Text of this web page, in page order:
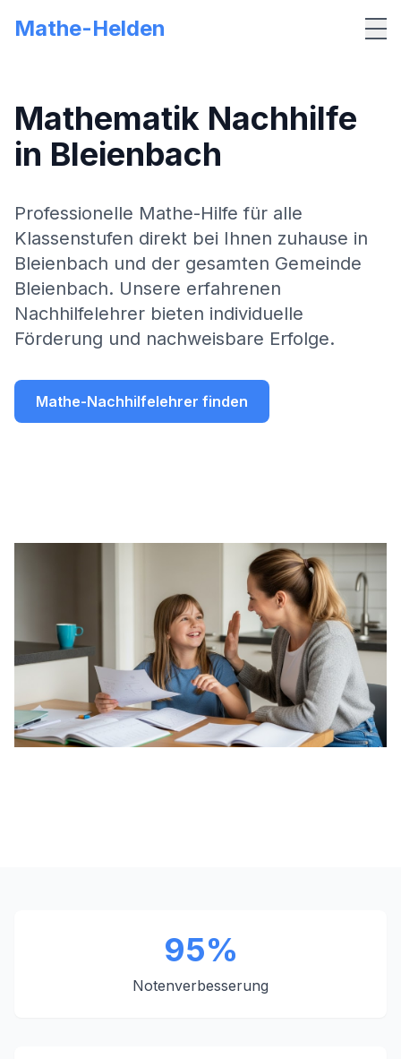
Mathe-Helden
Mathematik Nachhilfe
in Bleienbach
Professionelle Mathe-Hilfe für alle
Klassenstufen direkt bei Ihnen zuhause in
Bleienbach und der gesamten Gemeinde
Bleienbach. Unsere erfahrenen
Nachhilfelehrer bieten individuelle
Förderung und nachweisbare Erfolge.
Mathe-Nachhilfelehrer finden
95%
Notenverbesserung